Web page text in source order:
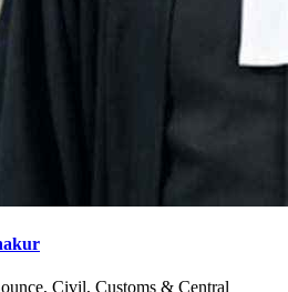
Civil, Customs & Central